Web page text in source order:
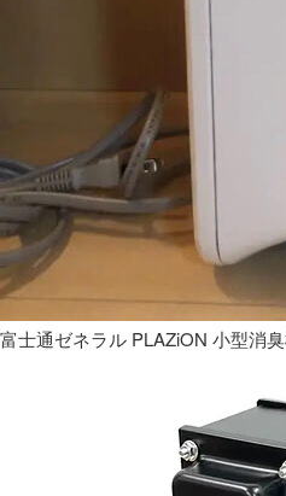
富士通ゼネラル PLAZiON 小型消